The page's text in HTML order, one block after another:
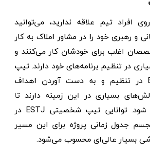
افراد تیم علاقه ندارید، می‌توانید
و رهبری خود را در مشاور املاک به کار
اغلب برای خودشان کار می‌کنند و
در تنظیم برنامه‌های خود دارند. تیپ
شخصیتی ESTJ در تنظیم و به دست آوردن اهداف
بسیاری در این زمینه دارند تا
نیازهایشان رفع شود. توانایی تیپ شخصیتی ESTJ در
جدول زمانی پروژه برای این مسیر
بسیار عالی‌ای محسوب می‌شود.